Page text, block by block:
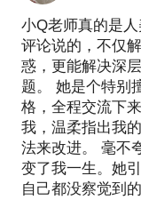
小Q老师真的是
评论说的，不仅
惑，更能解决深
题。 她是个特别
格，全程交流下
我，温柔指出我
法来改进。 毫不
变了我一生。她
自己都没察觉到